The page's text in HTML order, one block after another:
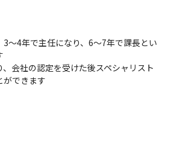
3～4年で主任になり、6～7年で課長とい
、会社の認定を受けた後スペシャリスト
ができます